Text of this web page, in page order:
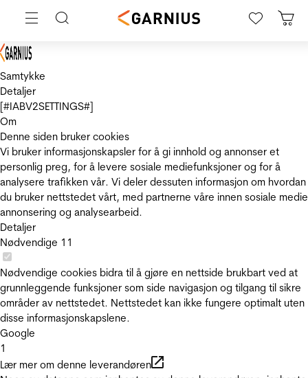
Samtykke
Detaljer
[#IABV2SETTINGS#]
Om
Denne siden bruker cookies
Vi bruker informasjonskapsler for å gi innhold og annonser et
personlig preg, for å levere sosiale mediefunksjoner og for å
analysere trafikken vår. Vi deler dessuten informasjon om hvordan
du bruker nettstedet vårt, med partnerne våre innen sosiale
annonsering og analysearbeid.
Detaljer
Nødvendige 11
Nødvendige cookies bidra til å gjøre en nettside brukbart ved at
grunnleggende funksjoner som side navigasjon og tilgang til sikre
områder av nettstedet. Nettstedet kan ikke fungere optimalt uten
disse informasjonskapslene.
Google
1
Lær mer om denne leverandøren